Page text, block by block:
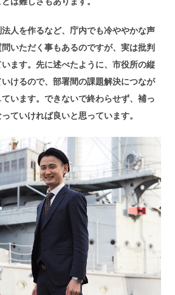
人を作るなど、庁内でも冷ややかな声
いただく事もあるのですが、実は批判
ます。先に述べたように、市役所の縦
けるので、部署間の課題解決につなが
います。できないで終わらせず、補っ
ていければ良いと思っています。